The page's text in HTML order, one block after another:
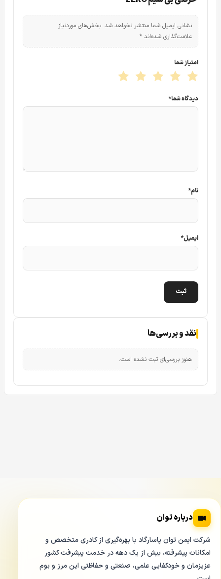
نقد و بررسی‌ها
هنوز بررسی‌ای ثبت نشده است.
نشانی ایمیل شما منتشر نخواهد شد. بخش‌های موردنیاز
علامت‌گذاری شده‌اند *
امتیاز شما
دیدگاه شما*
نام*
ایمیل*
درباره توان
شرکت ایمن توان پاسارگاد با بهره‌گیری از کادری متخصص و
امکانات پیشرفته، بیش از یک دهه در خدمت پیشرفت کشور
عزیزمان و خودکفایی علمی، صنعتی و حفاظتی این مرز و بوم